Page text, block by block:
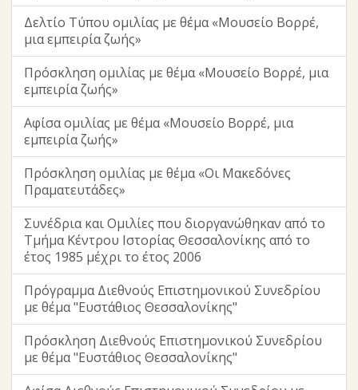
Δελτίο Τύπου ομιλίας με θέμα «Μουσείο Βορρέ,
μια εμπειρία ζωής»
Πρόσκληση ομιλίας με θέμα «Μουσείο Βορρέ, μια
εμπειρία ζωής»
Αφίσα ομιλίας με θέμα «Μουσείο Βορρέ, μια
εμπειρία ζωής»
Πρόσκληση ομιλίας με θέμα «Οι Μακεδόνες
Πραματευτάδες»
Συνέδρια και Ομιλίες που διοργανώθηκαν από το
Τμήμα Κέντρου Ιστορίας Θεσσαλονίκης από το
έτος 1985 μέχρι το έτος 2006
Πρόγραμμα Διεθνούς Επιστημονικού Συνεδρίου
με θέμα "Ευστάθιος Θεσσαλονίκης"
Πρόσκληση Διεθνούς Επιστημονικού Συνεδρίου
με θέμα "Ευστάθιος Θεσσαλονίκης"